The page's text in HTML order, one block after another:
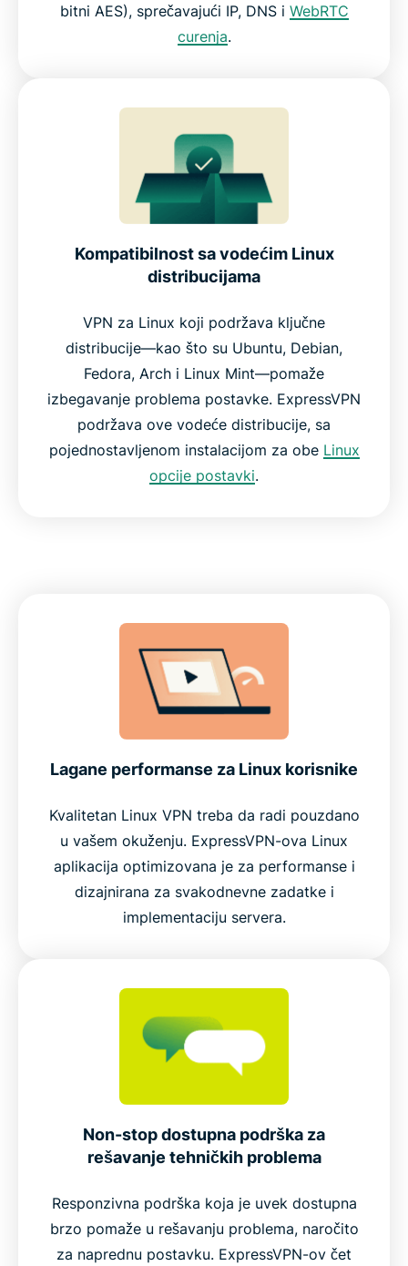
bitni AES), sprečavajući IP, DNS i WebRTC
curenja.
Kompatibilnost sa vodećim Linux
distribucijama
VPN za Linux koji podržava ključne
distribucije—kao što su Ubuntu, Debian,
Fedora, Arch i Linux Mint—pomaže
izbegavanje problema postavke. ExpressVPN
podržava ove vodeće distribucije, sa
pojednostavljenom instalacijom za obe Linux
opcije postavki.
Lagane performanse za Linux korisnike
Kvalitetan Linux VPN treba da radi pouzdano
u vašem okuženju. ExpressVPN-ova Linux
aplikacija optimizovana je za performanse i
dizajnirana za svakodnevne zadatke i
implementaciju servera.
Non-stop dostupna podrška za
rešavanje tehničkih problema
Responzivna podrška koja je uvek dostupna
brzo pomaže u rešavanju problema, naročito
za naprednu postavku. ExpressVPN-ov čet